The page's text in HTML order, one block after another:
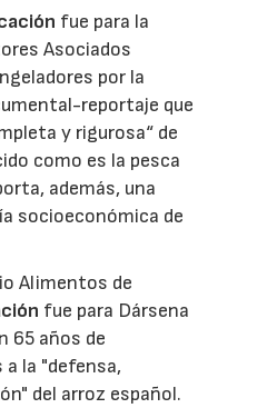
fue para la
Asociados
por la
reportaje que
y rigurosa“ de
como es la pesca
además, una
socioeconómica de
Alimentos de
fue para Dársena
65 años de
la "defensa,
del arroz español.